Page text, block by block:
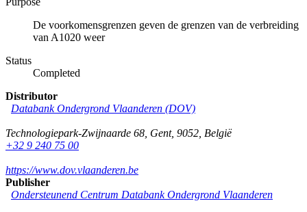
De voorkomensgrenzen geven de grenzen van de verbreiding
van A1020 weer
Status
Completed
Distributor
Databank Ondergrond Vlaanderen (DOV)
Technologiepark-Zwijnaarde 68 Gent, 9052 België
+32 9 240 75 00
https://www.dov.vlaanderen.be
Publisher
Ondersteunend Centrum Databank Ondergrond Vlaanderen